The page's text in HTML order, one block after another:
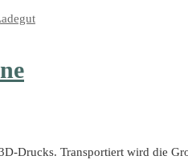
Drucks. Transportiert wird die